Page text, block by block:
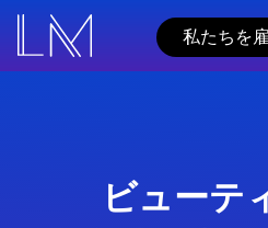
私たちを
ビューテ